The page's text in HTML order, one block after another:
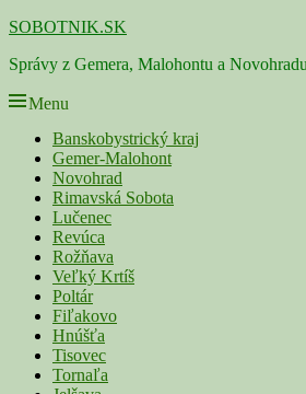
Skip
content
SOBOTNIK.SK
Správy z Gemera, Malohontu a Novohradu
Menu
Primárne
menu
Banskobystrický kraj
Gemer-Malohont
Novohrad
Rimavská Sobota
Lučenec
Revúca
Rožňava
Veľký Krtíš
Poltár
Fiľakovo
Hnúšťa
Tisovec
Tornaľa